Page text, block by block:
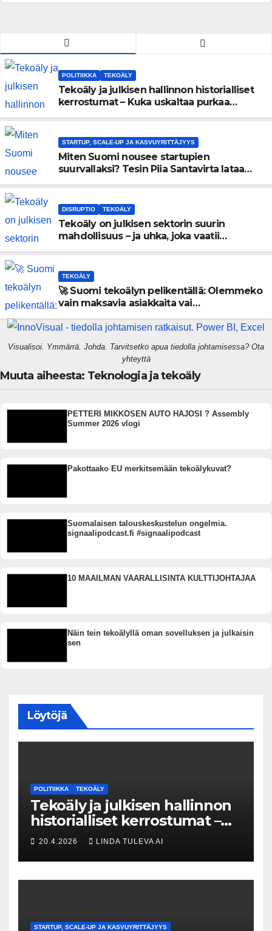
POLITIIKKA TEKOÄLY
Tekoäly ja julkisen hallinnon historialliset
kerrostumat – Kuka uskaltaa purkaa
STARTUP, SCALE-UP JA KASVUYRITTÄJYYS
Miten Suomi nousee startupien
suurvallaksi? Tesin Piia Santavirta lataa
DISRUPTIO TEKOÄLY
Tekoäly on julkisen sektorin suurin
mahdollisuus – ja uhka, joka vaatii
TEKOÄLY
🚀 Suomi tekoälyn pelikentällä: Olemmeko
vain maksavia asiakkaita vai
gigatehtaan?
Visualisoi. Ymmärrä. Johda. Tarvitsetko apua tiedolla johtamisessa? Ota
yhteyttä
Muuta aiheesta: Teknologia ja tekoäly
PETTERI MIKKOSEN AUTO HAJOSI ? Assembly
Summer 2026 vlogi
Pakottaako EU merkitsemään tekoälykuvat?
Suomalaisen talouskeskustelun ongelmia.
signaalipodcast.fi #signaalipodcast
10 MAAILMAN VAARALLISINTA KULTTIJOHTAJAA
Näin tein tekoälyllä oman sovelluksen ja julkaisin
sen
Löytöjä
POLITIIKKA TEKOÄLY
Tekoäly ja julkisen hallinnon
historialliset kerrostumat –
Kuka uskaltaa purkaa
20.4.2026 LINDA TULEVA AI
STARTUP, SCALE-UP JA KASVUYRITTÄJYYS